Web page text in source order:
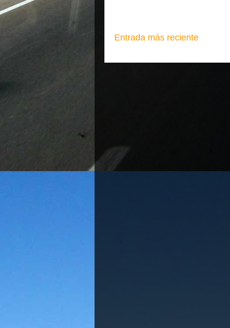
Entrada más reciente